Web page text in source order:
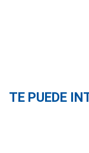
TE PUEDE